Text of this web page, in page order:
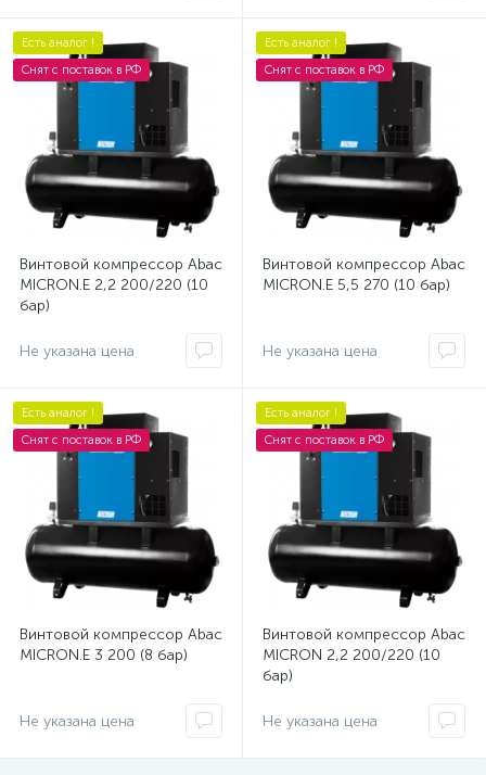
Есть аналог !
Снят с поставок в РФ
Винтовой компрессор Abac
MICRON.E 2,2 200/220 (10
бар)
Не указана цена
Есть аналог !
Снят с поставок в РФ
Винтовой компрессор Abac
MICRON.E 5,5 270 (10 бар)
Не указана цена
Есть аналог !
Снят с поставок в РФ
Винтовой компрессор Abac
MICRON.E 3 200 (8 бар)
Не указана цена
Есть аналог !
Снят с поставок в РФ
Винтовой компрессор Abac
MICRON 2,2 200/220 (10
бар)
Не указана цена